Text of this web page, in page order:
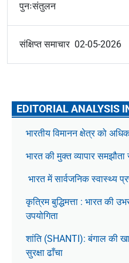
पुनःसंतुलन
संक्षिप्त समाचार 02-05-2026
EDITORIAL ANALYSIS
भारतीय विमानन क्षेत्र को
भारत की मुक्त व्यापार
भारत में सार्वजनिक स्वास्थ्य
कृत्रिम बुद्धिमत्ता : भारत की
उपयोगिता
शांति (SHANTI): बंगाल की
सुरक्षा ढाँचा